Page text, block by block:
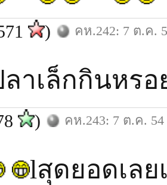
) คห.242: 7 ต.ค.
ลาเล็กกินหร
) คห.243: 7 ต.ค. 54
lสุดยอดเล